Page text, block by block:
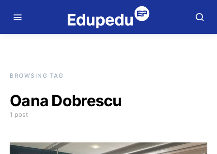
BROWSING TAG
Oana Dobrescu
1 post